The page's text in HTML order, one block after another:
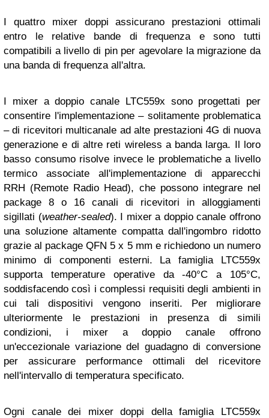
I quattro mixer doppi assicurano prestazioni ottimali
entro le relative bande di frequenza e sono tutti
compatibili a livello di pin per agevolare la migrazione da
una banda di frequenza all'altra.
I mixer a doppio canale LTC559x sono progettati per
consentire l'implementazione – solitamente problematica
– di ricevitori multicanale ad alte prestazioni 4G di nuova
generazione e di altre reti wireless a banda larga. Il loro
basso consumo risolve invece le problematiche a livello
termico associate all'implementazione di apparecchi
RRH (Remote Radio Head), che possono integrare nel
package 8 o 16 canali di ricevitori in alloggiamenti
sigillati (weather-sealed). I mixer a doppio canale offrono
una soluzione altamente compatta dall'ingombro ridotto
grazie al package QFN 5 x 5 mm e richiedono un numero
minimo di componenti esterni. La famiglia LTC559x
supporta temperature operative da -40°C a 105°C,
soddisfacendo così i complessi requisiti degli ambienti in
cui tali dispositivi vengono inseriti. Per migliorare
ulteriormente le prestazioni in presenza di simili
condizioni, i mixer a doppio canale offrono
un'eccezionale variazione del guadagno di conversione
per assicurare performance ottimali del ricevitore
nell'intervallo di temperatura specificato.
Ogni canale dei mixer doppi della famiglia LTC559x